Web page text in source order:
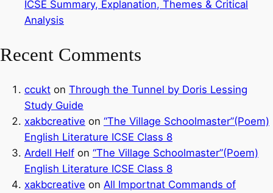
ICSE Summary, Explanation, Themes & Critical
Analysis
Recent Comments
ccukt on Through the Tunnel by Doris Lessing
Study Guide
xakbcreative on “The Village Schoolmaster”(Poem)
English Literature ICSE Class 8
Ardell Helf on “The Village Schoolmaster”(Poem)
English Literature ICSE Class 8
xakbcreative on All Importnat Commands of